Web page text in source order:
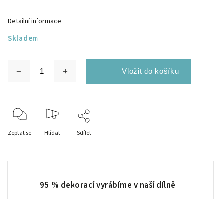
Skladem
Detailní informace
Zeptat se Hlídat Sdílet
95 % dekorací vyrábíme v naší dílně